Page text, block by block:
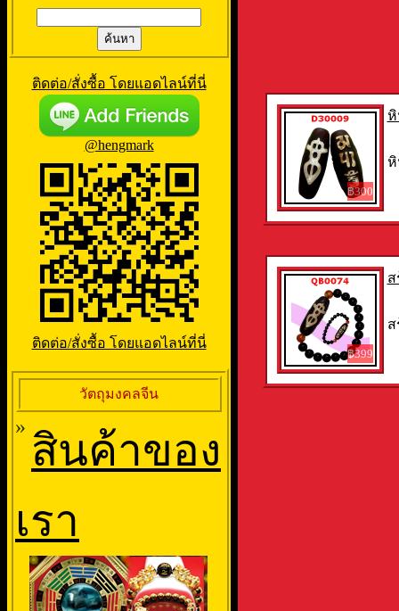
ติดต่อ/สั่งซื้อ โดยแอดไลน์ที่นี่
@hengmark
ติดต่อ/สั่งซื้อ โดยแอดไลน์ที่นี่
วัตถุมงคลจีน
» สินค้าของ
เรา
฿300
หิ
หิ
฿399
ส
ส